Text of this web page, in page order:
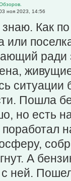
ноя 2023, 14:56
Как
или
ради
ситуации
Пошла
но есть
поработал
А
ней.